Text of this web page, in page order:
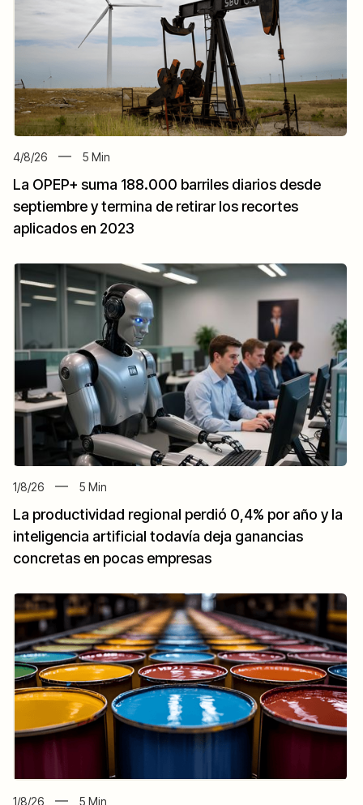
4/8/26 5 Min
La OPEP+ suma 188.000 barriles diarios desde
septiembre y termina de retirar los recortes
aplicados en 2023
1/8/26 5 Min
La productividad regional perdió 0,4% por año y la
inteligencia artificial todavía deja ganancias
concretas en pocas empresas
1/8/26 5 Min